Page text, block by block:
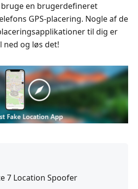
en brugerdefineret
GPS-placering. Nogle af de
til dig er
ned og løs det!
7 Location Spoofer